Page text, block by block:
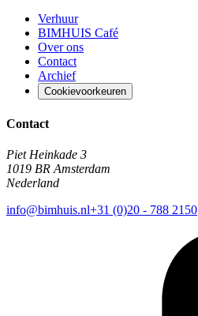
Verhuur
BIMHUIS Café
Over ons
Contact
Archief
Cookievoorkeuren
Contact
Piet Heinkade 3
1019 BR Amsterdam
Nederland
info@bimhuis.nl+31 (0)20 - 788 2150